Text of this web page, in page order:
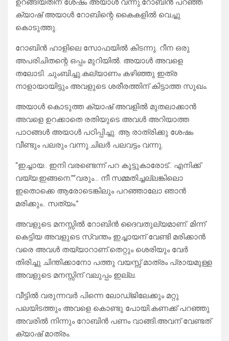
ഉറങ്ങിയതിന് ശേഷം അയാൾ വന്നു.റോബിൻ പറഞ്ഞ
ക്യാഷ് അയാൾ റോബിന്റെ കൈകളിൽ വെച്ചു
കൊടുത്തു.
റോബിൻ ഹാളിലെ സോഫയിൽ കിടന്നു. റീന ഒരു
അപരിചിതന്റെ ഒപ്പം മുറിയിൽ. അയാൾ അവളെ
തലോടി. ചുംബിച്ചു.കല്യാണം കഴിഞ്ഞു ഇത്ര
നാളായായിട്ടും അവളുടെ ശരീരത്തിന് കിട്ടാത്ത സുഖം.
അയാൾ കൊടുത്ത ക്യാഷ് അവളിൽ മുതലാക്കാൻ
അവളെ ഉറക്കാതെ രതിയുടെ അവൾ അറിയാത്ത
പാഠങ്ങൾ അയാൾ പഠിപ്പിച്ചു. ആ രാത്രിക്കു ശേഷം
വീണ്ടും പലരും വന്നു.ചിലർ പലവട്ടം വന്നു.
“ഇച്ചായ.. ഇനി വരണ്ടെന്ന് പറ കൂട്ടുകാരോട്.. എനിക്ക്
വയ്യ.ഇങ്ങനെ.”“വരും… നീ സമ്മതിച്ചല്ലങ്കിലൊ
ഇതൊക്കെ ആരോടെങ്കിലും പറഞ്ഞാലോ ഞാൻ
മരിക്കും.. സത്യം.”
അവളുടെ മനസ്സിൽ റോബിൻ ദൈവതുല്യമാണ്. മിന്ന്
കെട്ടിയ അവളുടെ സ്വന്തം ഇച്ചായന് വേണ്ടി മരിക്കാൻ
വരെ അവൾ തയ്യാറാണ്.തെറ്റും ശെരിയും വേർ
തിരിച്ചു ചിന്തിക്കാനോ പത്തു വയസ്സ് മാത്രം പ്രായമുള്ള
അവളുടെ മനസ്സിന് വലുപ്പം ഇല്ല.
വീട്ടിൽ വരുന്നവർ പിന്നെ ലോഡ്ജിലേക്കും മറ്റു
പലയിടത്തും അവളെ കൊണ്ടു പോയി.കണക്ക് പറഞ്ഞു
അവരിൽ നിന്നും റോബിൻ പണം വാങ്ങി.അവന് വേണ്ടത്
ക്യാഷ് മാത്രം.